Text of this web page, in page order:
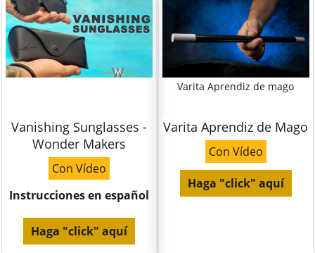
Vanishing Sunglasses -
Wonder Makers
Con Vídeo
Instrucciones en español
Haga "click" aquí
Varita Aprendiz de mago
Varita Aprendiz de Mago
Con Vídeo
Haga "click" aquí